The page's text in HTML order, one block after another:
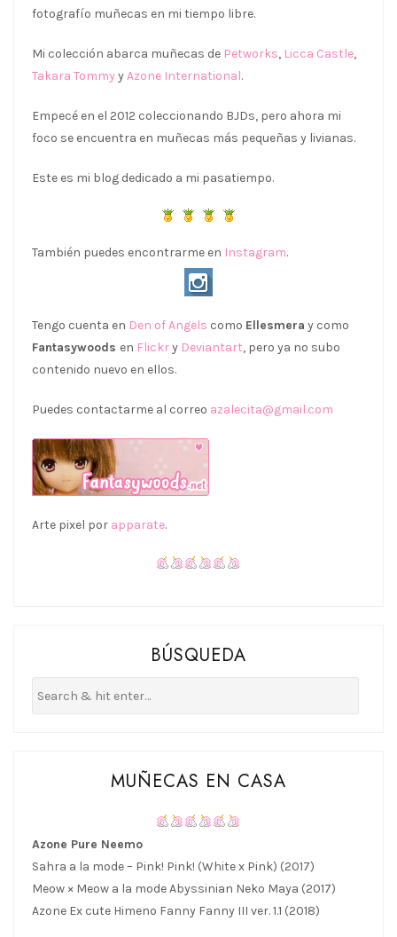
fotografío muñecas en mi tiempo libre.
Mi colección abarca muñecas de Petworks, Licca Castle,
Takara Tommy yAzone International.
Empecé en el 2012 coleccionando BJDs, pero ahora mi
foco se encuentra en muñecas más pequeñas y livianas.
Este es mi blog dedicado a mi pasatiempo.
También puedes encontrarme en Instagram.
Tengo cuenta en Den of Angels como Ellesmera y como
Fantasywoods en Flickry Deviantart, pero ya no subo
contenido nuevo en ellos.
Puedes contactarme al correo azalecita@gmail.com
Arte pixel por apparate.
BÚSQUEDA
MUÑECAS EN CASA
Azone Pure Neemo
Sahra a la mode – Pink! Pink! (White x Pink) (2017)
Meow × Meow a la mode Abyssinian Neko Maya (2017)
Azone Ex cute Himeno Fanny Fanny III ver. 1.1 (2018)